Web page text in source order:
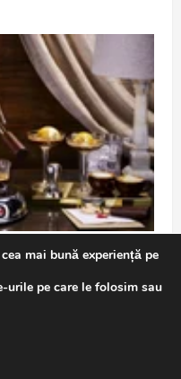
cale ferată de pe
blocată între
mai bună experiență pe
urile pe care le folosim sau